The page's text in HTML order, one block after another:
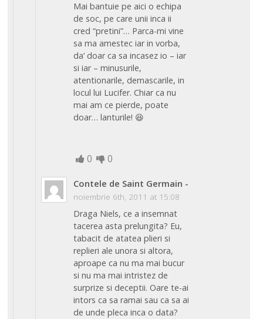
Mai bantuie pe aici o echipa
de soc, pe care unii inca ii
cred “pretini”… Parca-mi vine
sa ma amestec iar in vorba,
da’ doar ca sa incasez io – iar
si iar – minusurile,
atentionarile, demascarile, in
locul lui Lucifer. Chiar ca nu
mai am ce pierde, poate
doar… lanturile! 😆
0 0
Contele de Saint Germain -
noiembrie 6th, 2011 at 15:08
Draga Niels, ce a insemnat
tacerea asta prelungita? Eu,
tabacit de atatea plieri si
replieri ale unora si altora,
aproape ca nu ma mai bucur
si nu ma mai intristez de
surprize si deceptii. Oare te-ai
intors ca sa ramai sau ca sa ai
de unde pleca inca o data?